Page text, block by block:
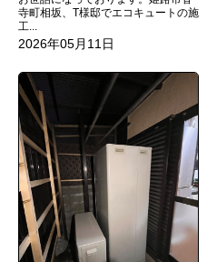
寺町相坂、T様邸でエコキュートの施
工...
2026年05月11日